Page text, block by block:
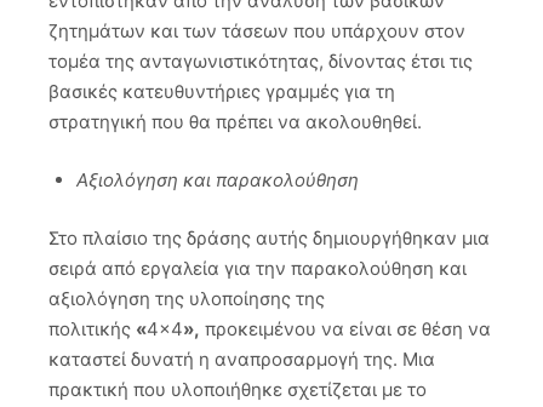
ζητημάτων και των τάσεων που υπάρχουν στον
τομέα της ανταγωνιστικότητας, δίνοντας έτσι τις
βασικές κατευθυντήριες γραμμές για τη
στρατηγική που θα πρέπει να ακολουθηθεί.
Αξιολόγηση και παρακολούθηση
Στο πλαίσιο της δράσης αυτής δημιουργήθηκαν μια
σειρά από εργαλεία για την παρακολούθηση και
αξιολόγηση της υλοποίησης της
πολιτικής «4×4», προκειμένου να είναι σε θέση να
καταστεί δυνατή η αναπροσαρμογή της. Μια
πρακτική που υλοποιήθηκε σχετίζεται με το